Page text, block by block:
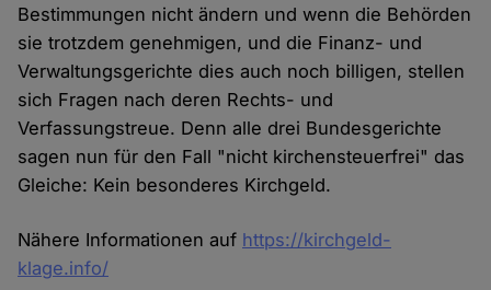
Bestimmungen nicht ändern und wenn die Behörden
sie trotzdem genehmigen, und die Finanz- und
Verwaltungsgerichte dies auch noch billigen, stellen
sich Fragen nach deren Rechts- und
Verfassungstreue. Denn alle drei Bundesgerichte
sagen nun für den Fall "nicht kirchensteuerfrei" das
Gleiche: Kein besonderes Kirchgeld.
Nähere Informationen auf https://kirchgeld-
klage.info/